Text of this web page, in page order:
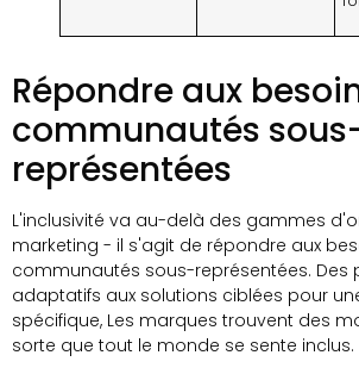
Répondre aux
communautés
représentées
L'inclusivité va au-delà des gammes
marketing - il s'agit de répondre aux
communautés sous-représentées. Des
adaptatifs aux solutions ciblées pour
spécifique, Les marques trouvent des
sorte que tout le monde se sente inclus.